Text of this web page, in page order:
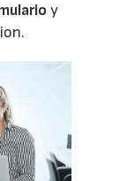
y